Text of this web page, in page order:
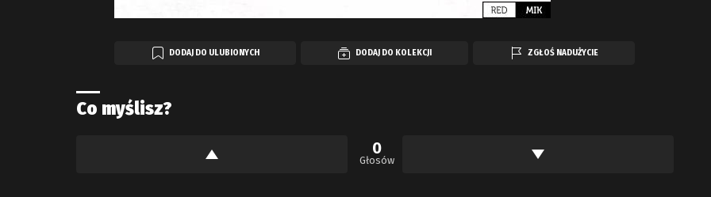
DODAJ DO ULUBIONYCH DODAJ DO KOLEKCJI ZGŁOŚ NADUŻYCIE
Co myślisz?
0
Głosów